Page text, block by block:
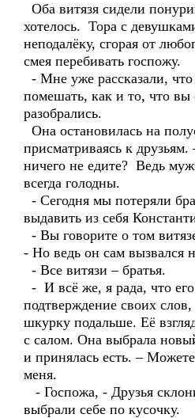
Оба витязя сидели
хотелось. Тора с
неподалёку, сгорая от
смея перебивать госпожу.
- Мне уже рассказали,
помешать, как и то, что вы
разобрались.
Она остановилась на
присматриваясь к
ничего не едите? Ведь
всегда голодны.
- Сегодня мы потеряли
выдавить из себя
- Вы говорите о том
- Но ведь он сам вызвался
- Все витязи – братья.
- И всё же, я рада, что
подтверждение своих
шкурку подальше. Её
с салом. Она выбрала
и принялась есть. –
меня.
- Госпожа, - Друзья
выбрали себе по кусочку.